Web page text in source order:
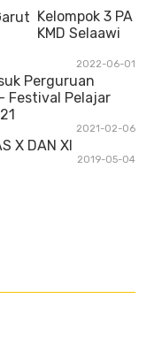
Kelompok 3 PA
KMD Selaawi
2022-06-01
Perguruan
Festival Pelajar
2021-02-06
X DAN XI
2019-05-04